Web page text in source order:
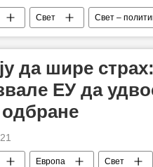
Свет Свет –
– политика Русија –
у Украјини – вести
да шире
ЕУ да
Европа Свет